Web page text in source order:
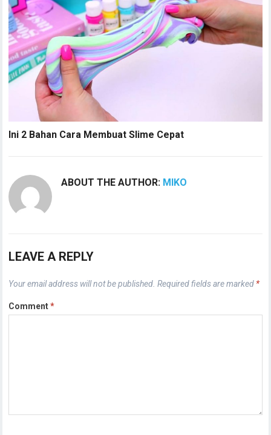
Ini 2 Bahan Cara Membuat Slime Cepat
ABOUT THE AUTHOR: MIKO
LEAVE A REPLY
Your email address will not be published. Required fields are marked *
Comment*